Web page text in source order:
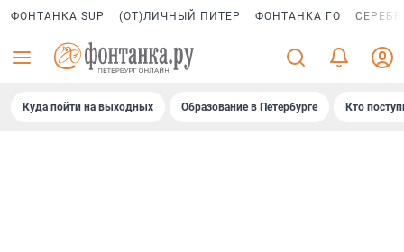
ФОНТАНКА SUP (ОТ)ЛИЧНЫЙ ПИТЕР ФОНТАНКА ГО
Куда пойти на выходных Образование в Петербурге Кто